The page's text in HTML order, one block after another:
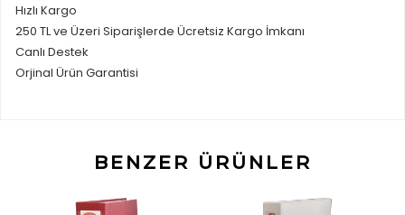
Hızlı Kargo
250 TL ve Üzeri Siparişlerde Ücretsiz Kargo İmkanı
Canlı Destek
Orjinal Ürün Garantisi
BENZER ÜRÜNLER